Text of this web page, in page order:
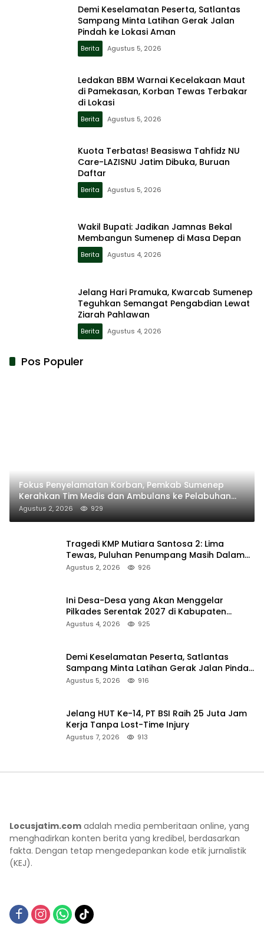
Demi Keselamatan Peserta, Satlantas
Sampang Minta Latihan Gerak Jalan
Pindah ke Lokasi Aman
Berita Agustus 5, 2026
Ledakan BBM Warnai Kecelakaan Maut
di Pamekasan, Korban Tewas Terbakar
di Lokasi
Berita Agustus 5, 2026
Kuota Terbatas! Beasiswa Tahfidz NU
Care-LAZISNU Jatim Dibuka, Buruan
Daftar
Berita Agustus 5, 2026
Wakil Bupati: Jadikan Jamnas Bekal
Membangun Sumenep di Masa Depan
Berita Agustus 4, 2026
Jelang Hari Pramuka, Kwarcab Sumenep
Teguhkan Semangat Pengabdian Lewat
Ziarah Pahlawan
Berita Agustus 4, 2026
Pos Populer
Fokus Penyelamatan Korban, Pemkab Sumenep
Kerahkan Tim Medis dan Ambulans ke Pelabuhan
Kalianget
Agustus 2, 2026 929
Tragedi KMP Mutiara Santosa 2: Lima
Tewas, Puluhan Penumpang Masih Dalam
Pencarian
Agustus 2, 2026 926
Ini Desa-Desa yang Akan Menggelar
Pilkades Serentak 2027 di Kabupaten
Sumenep
Agustus 4, 2026 925
Demi Keselamatan Peserta, Satlantas
Sampang Minta Latihan Gerak Jalan Pindah
ke Lokasi Aman
Agustus 5, 2026 916
Jelang HUT Ke-14, PT BSI Raih 25 Juta Jam
Kerja Tanpa Lost-Time Injury
Agustus 7, 2026 913
Locusjatim.com adalah media pemberitaan online, yang
menghadirkan konten berita yang kredibel, berdasarkan
fakta. Dengan tetap mengedepankan kode etik jurnalistik
(KEJ).